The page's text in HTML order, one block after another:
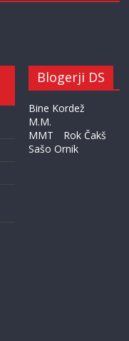
Blogerji DS
Bine Kordež
M.M.
MMT
Rok Čakš
Sašo Ornik